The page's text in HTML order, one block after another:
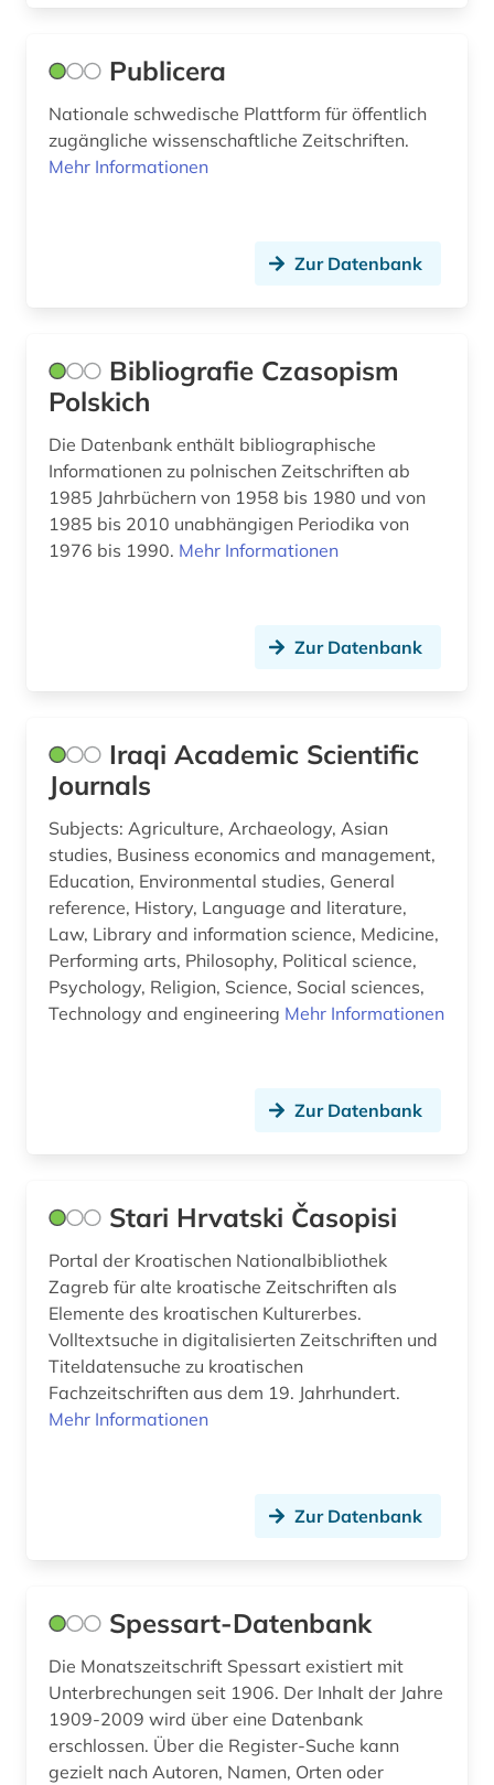
militär (2)
mla international bibliography (1)
molekularbiologie (3)
monitoring (1)
multidisziplinäre chemie (1)
multilinguale indexierung (1)
nanophotonik (1)
naturschutz (1)
naturstoffchemie (1)
naturwissenschaft (1)
naturwissenschaften (9)
norwegen (1)
online-informationssystem (1)
online-publikation (2)
online-ressource (1)
open access (3)
paläontologie (1)
parlamentsdrucksache (1)
pazifischer raum (1)
periodika (1)
Publicera
Nationale schwedische Plattform für öffentlich
zugängliche wissenschaftliche Zeitschriften.
Mehr Informationen
Zur Datenbank
Bibliografie Czasopism
Polskich
Die Datenbank enthält bibliographische
Informationen zu polnischen Zeitschriften ab
1985 Jahrbüchern von 1958 bis 1980 und von
1985 bis 2010 unabhängigen Periodika von
1976 bis 1990. Mehr Informationen
Zur Datenbank
Iraqi Academic Scientific
Journals
Subjects: Agriculture, Archaeology, Asian
studies, Business economics and management,
Education, Environmental studies, General
reference, History, Language and literature,
Law, Library and information science, Medicine,
Performing arts, Philosophy, Political science,
Psychology, Religion, Science, Social sciences,
Technology and engineering Mehr Informationen
Zur Datenbank
Stari Hrvatski Časopisi
Portal der Kroatischen Nationalbibliothek
Zagreb für alte kroatische Zeitschriften als
Elemente des kroatischen Kulturerbes.
Volltextsuche in digitalisierten Zeitschriften und
Titeldatensuche zu kroatischen
Fachzeitschriften aus dem 19. Jahrhundert.
Mehr Informationen
Zur Datenbank
Spessart-Datenbank
Die Monatszeitschrift Spessart existiert mit
Unterbrechungen seit 1906. Der Inhalt der Jahre
1909-2009 wird über eine Datenbank
erschlossen. Über die Register-Suche kann
gezielt nach Autoren, Namen, Orten oder